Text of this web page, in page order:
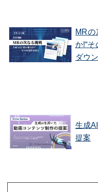
MR
か!“
ダウ
生成
提案